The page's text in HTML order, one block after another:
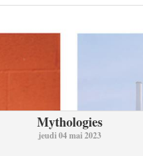
Mythologies
jeudi 04 mai 2023